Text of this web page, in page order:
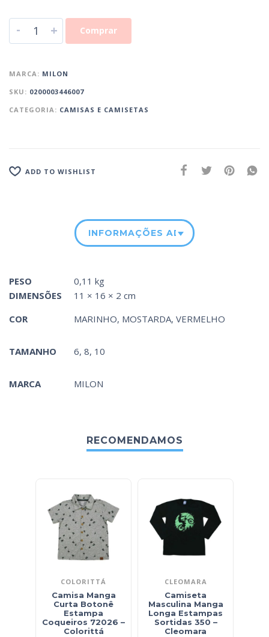
- + Comprar
MARCA: MILON
SKU: 0200003446007
CATEGORIA: CAMISAS E CAMISETAS
ADD TO WISHLIST
INFORMAÇÕES ADICIONAIS
PESO
0,11 kg
DIMENSÕES
11 × 16 × 2 cm
COR
MARINHO, MOSTARDA, VERMELHO
TAMANHO 6, 8, 10
MARCA MILON
RECOMENDAMOS
COLORITTÁ
Camisa Manga
Curta Botonê
Estampa
Coqueiros 72026 –
Colorittá
CLEOMARA
Camiseta
Masculina Manga
Longa Estampas
Sortidas 350 –
Cleomara